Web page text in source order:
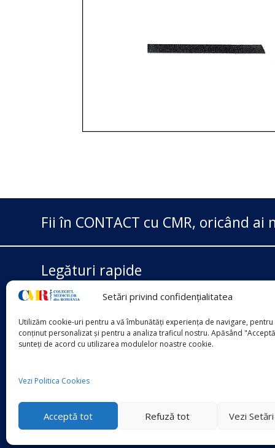
Setări privind confidențialitatea
Utilizăm cookie-uri pentru a vă îmbunătăți experiența de navigare,
conținut personalizat și pentru a analiza traficul nostru. Apăsând
sunteți de acord cu utilizarea modulelor noastre cookie.
Vezi Politica Cookies
Acceptă tot Refuză tot Vezi
Fii în CONTACT cu CMR, oricând ai
Legături rapide
Ministerul Sănătății
Casa Națională de Asigurări
ANMCS
ANMDMR